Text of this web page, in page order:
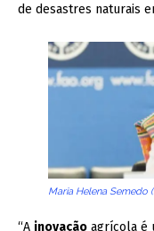
de desastres naturais
Maria Helena Semedo
“A inovação agrícola é